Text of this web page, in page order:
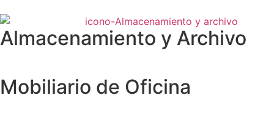
Almacenamiento y Archivo
Mobiliario de Oficina